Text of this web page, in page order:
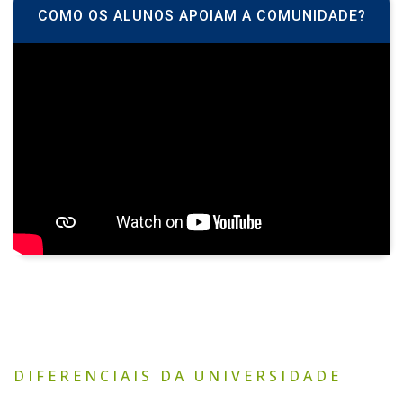
COMO OS ALUNOS APOIAM A COMUNIDADE?
DIFERENCIAIS DA UNIVERSIDADE